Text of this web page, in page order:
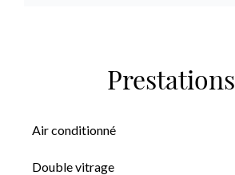
Prestations
Air conditionné
Double vitrage